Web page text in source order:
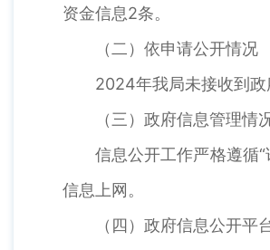
资金信息2条。
（二）依申请公开情况
2024年我局未接收到政
（三）政府信息管理情
信息公开工作严格遵循“
信息上网。
（四）政府信息公开平